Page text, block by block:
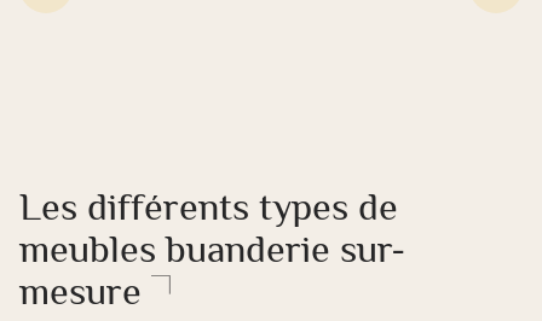
Les différents types de
meubles buanderie sur-
mesure